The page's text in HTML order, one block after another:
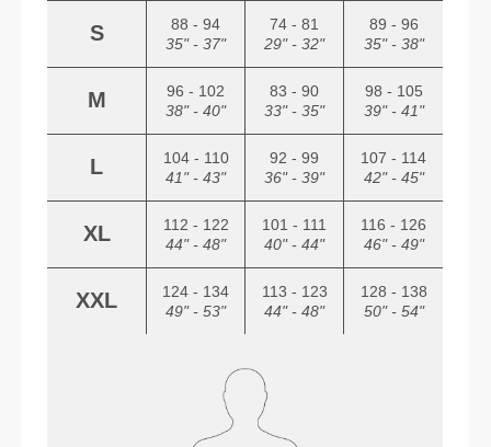
S
88 - 94
35" - 37"
74 - 81
29" - 32"
89 - 96
35" - 38"
M
96 - 102
38" - 40"
83 - 90
33" - 35"
98 - 105
39" - 41"
L
104 - 110
41" - 43"
92 - 99
36" - 39"
107 - 114
42" - 45"
XL
112 - 122
44" - 48"
101 - 111
40" - 44"
116 - 126
46" - 49"
XXL
124 - 134
49" - 53"
113 - 123
44" - 48"
128 - 138
50" - 54"